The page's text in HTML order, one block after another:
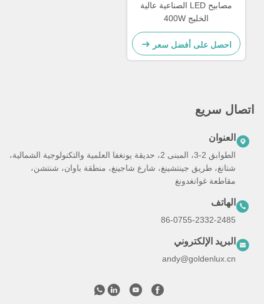
مصابيح LED الصناعية عالية
الخليج 400W
احصل على أفضل سعر
اتصال سريع
العنوان
الطوابق 2-3، المبنى 2، حديقة يونغفا العلمية والتكنولوجية الشمالية،
شتانغ، طريق جينتشينغ، شارع شاجينغ، منطقة باوان، شنتشن،
مقاطعة غوانغدونغ
الهاتف
86-0755-2332-2485
البريد الإلكتروني
andy@goldenlux.cn